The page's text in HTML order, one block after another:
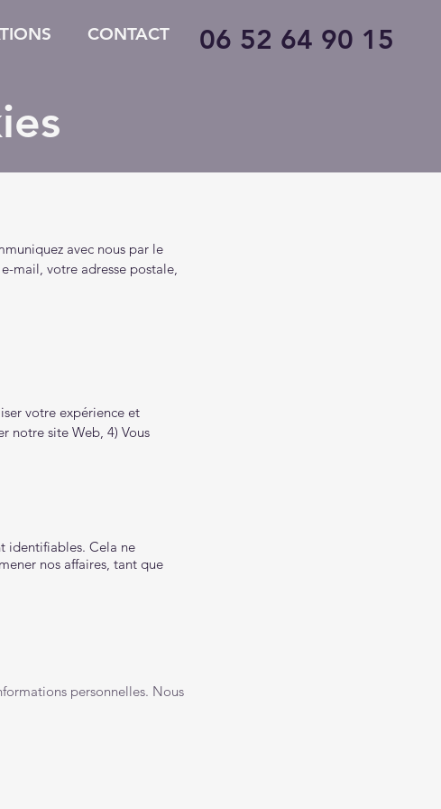
06 52 64 90 15
CONTACT
avec nous par le
mail, votre adresse postale,
votre expérience et
notre site Web, 4) Vous
identifiables. Cela ne
nos affaires, tant que
personnelles. Nous